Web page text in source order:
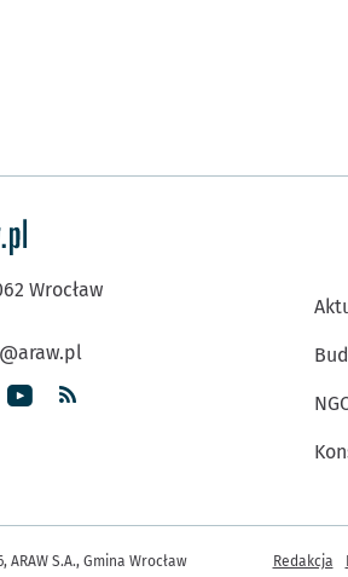
Wrocław
S.A., Gmina Wrocław Inne
Redakcja